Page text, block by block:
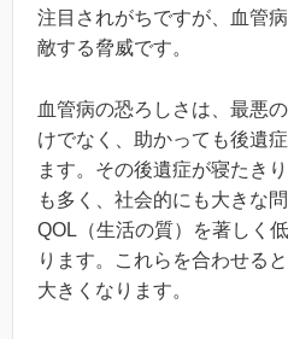
注目されがちですが、血管
敵する脅威です。
血管病の恐ろしさは、最悪
けでなく、助かっても後遺
ます。その後遺症が寝たき
も多く、社会的にも大きな
QOL（生活の質）を著しく
ります。これらを合わせる
大きくなります。